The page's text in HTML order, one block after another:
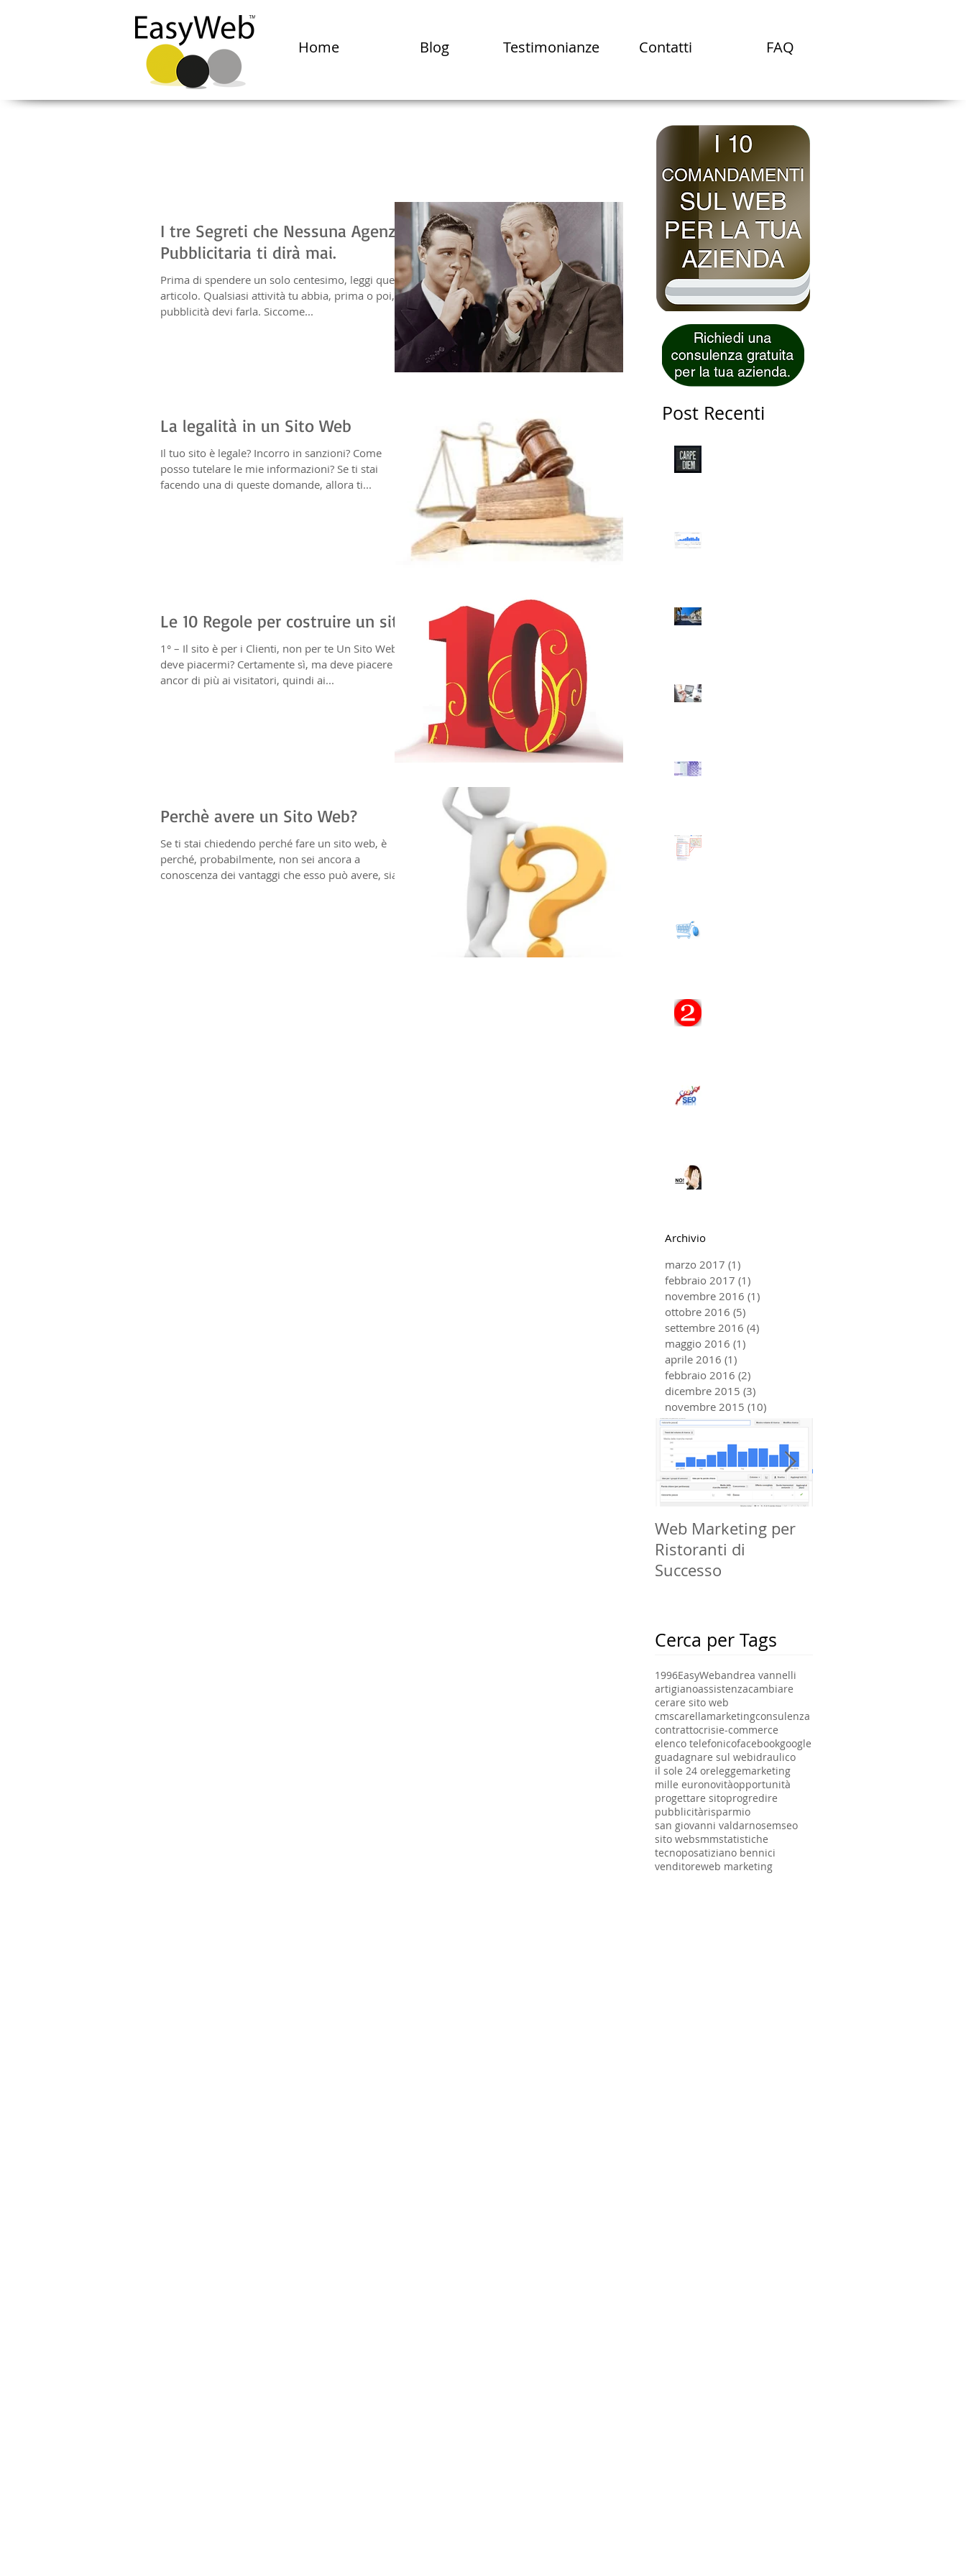
Home Blog Testimonianze Contatti FAQ
I tre Segreti che Nessuna Agenzia
Pubblicitaria ti dirà mai.
Prima di spendere un solo centesimo, leggi questo
articolo. Qualsiasi attività tu abbia, prima o poi, la
pubblicità devi farla. Siccome...
La legalità in un Sito Web
Il tuo sito è legale? Incorro in sanzioni? Come
posso tutelare le mie informazioni? Se ti stai
facendo una di queste domande, allora ti...
Le 10 Regole per costruire un sito
1° – Il sito è per i Clienti, non per te Un Sito Web
deve piacermi? Certamente sì, ma deve piacere
ancor di più ai visitatori, quindi ai...
Perchè avere un Sito Web?
Se ti stai chiedendo perché fare un sito web, è
perché, probabilmente, non sei ancora a
conoscenza dei vantaggi che esso può avere, sia...
Post Recenti
Archivio
marzo 2017 (1)
febbraio 2017 (1)
novembre 2016 (1)
ottobre 2016 (5)
settembre 2016 (4)
maggio 2016 (1)
aprile 2016 (1)
febbraio 2016 (2)
dicembre 2015 (3)
novembre 2015 (10)
Web Marketing per
Ristoranti di
Successo
Cerca per Tags
1996EasyWebandrea vannelli
artigianoassistenzacambiare
cerare sito web
cmscarellamarketingconsulenza
contrattocrisie-commerce
elenco telefonicofacebookgoogle
guadagnare sul webidraulico
il sole 24 oreleggemarketing
mille euronovitàopportunità
progettare sitoprogredire
pubblicitàrisparmio
san giovanni valdarnosemseo
sito websmmstatistiche
tecnoposatiziano bennici
venditoreweb marketing